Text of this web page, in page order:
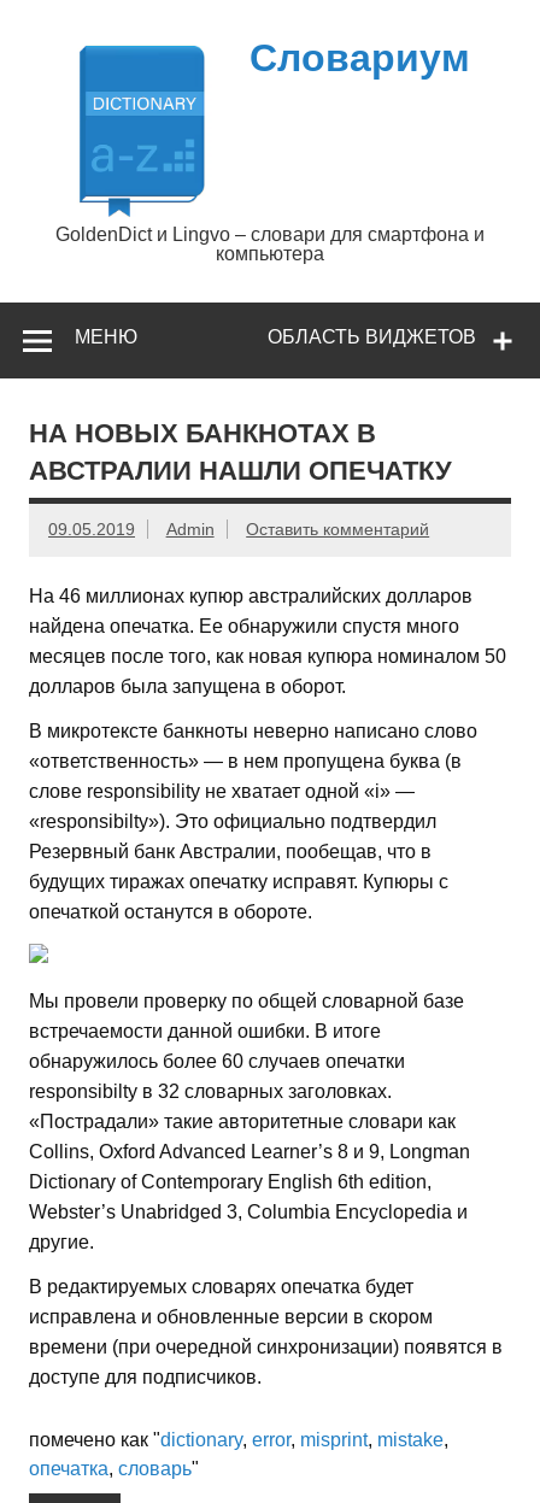
содержимому
Словариум
GoldenDict и Lingvo – словари для смартфона и
компьютера
ОБЛАСТЬ ВИДЖЕТОВ
МЕНЮ
НА НОВЫХ БАНКНОТАХ В
АВСТРАЛИИ НАШЛИ ОПЕЧАТКУ
09.05.2019 Admin Оставить комментарий
На 46 миллионах купюр австралийских долларов
найдена опечатка. Ее обнаружили спустя много
месяцев после того, как новая купюра номиналом 50
долларов была запущена в оборот.
В микротексте банкноты неверно написано слово
«ответственность» — в нем пропущена буква (в
слове responsibility не хватает одной «i» —
«responsibilty»). Это официально подтвердил
Резервный банк Австралии, пообещав, что в
будущих тиражах опечатку исправят. Купюры с
опечаткой останутся в обороте.
Мы провели проверку по общей словарной базе
встречаемости данной ошибки. В итоге
обнаружилось более 60 случаев опечатки
responsibilty в 32 словарных заголовках.
«Пострадали» такие авторитетные словари как
Collins, Oxford Advanced Learner’s 8 и 9, Longman
Dictionary of Contemporary English 6th edition,
Webster’s Unabridged 3, Columbia Encyclopedia и
другие.
В редактируемых словарях опечатка будет
исправлена и обновленные версии в скором
времени (при очередной синхронизации) появятся в
доступе для подписчиков.
помечено как "dictionary, error, misprint, mistake,
опечатка, словарь"